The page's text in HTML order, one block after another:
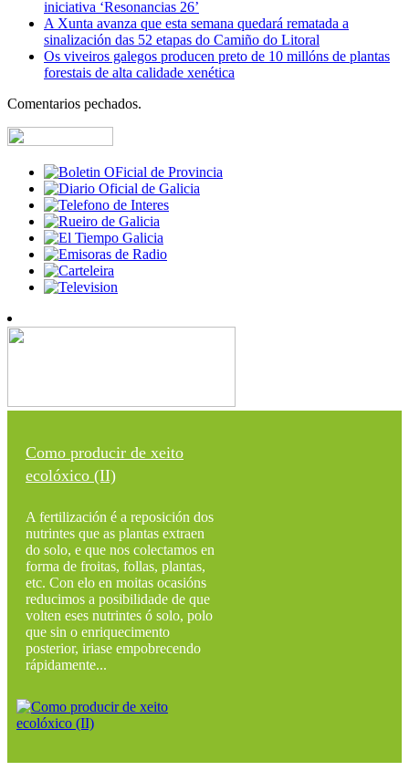
iniciativa ‘Resonancias 26’
A Xunta avanza que esta semana quedará rematada a
sinalización das 52 etapas do Camiño do Litoral
Os viveiros galegos producen preto de 10 millóns de plantas
forestais de alta calidade xenética
Comentarios pechados.
Como producir de xeito
ecolóxico (II)
A fertilización é a reposición dos
nutrintes que as plantas extraen
do solo, e que nos colectamos en
forma de froitas, follas, plantas,
etc. Con elo en moitas ocasións
reducimos a posibilidade de que
volten eses nutrintes ó solo, polo
que sin o enriquecimento
posterior, iriase empobrecendo
rápidamente...